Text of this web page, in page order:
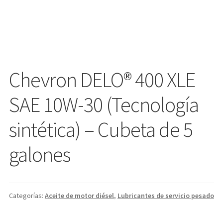
Chevron DELO® 400 XLE
SAE 10W-30 (Tecnología
sintética) – Cubeta de 5
galones
Categorías: Aceite de motor diésel, Lubricantes de servicio pesado